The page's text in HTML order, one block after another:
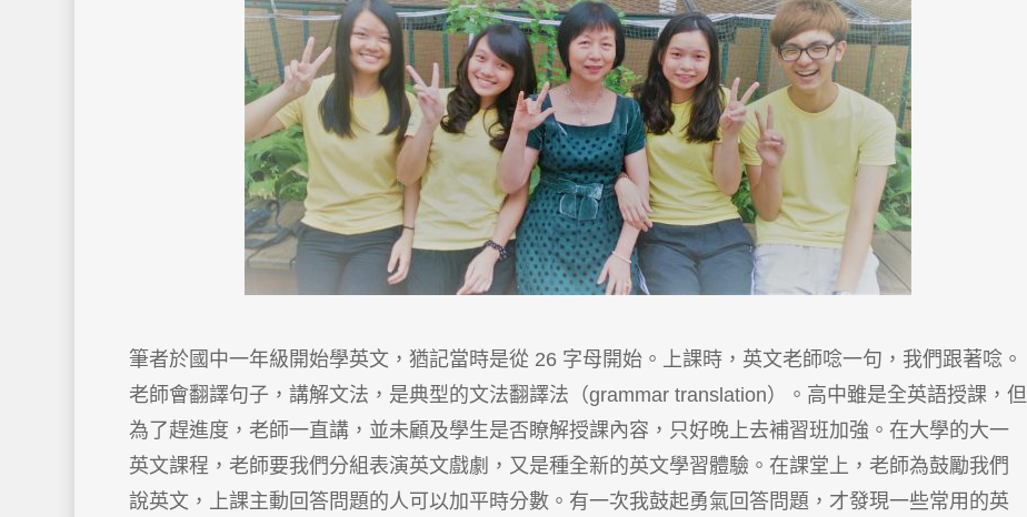
筆者於國中一年級開始學英文，猶記當時是從 26 字母開始。上課時，英文老師唸一句，我們跟著唸。
老師會翻譯句子，講解文法，是典型的文法翻譯法（grammar translation）。高中雖是全英語授課，但
為了趕進度，老師一直講，並未顧及學生是否瞭解授課內容，只好晚上去補習班加強。在大學的大一
英文課程，老師要我們分組表演英文戲劇，又是種全新的英文學習體驗。在課堂上，老師為鼓勵我們
說英文，上課主動回答問題的人可以加平時分數。有一次我鼓起勇氣回答問題，才發現一些常用的英